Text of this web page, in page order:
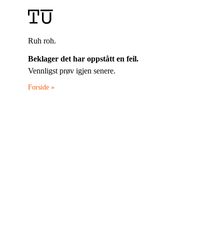
Ruh roh.
Beklager det har oppstått en feil.
Vennligst prøv igjen senere.
Forside »